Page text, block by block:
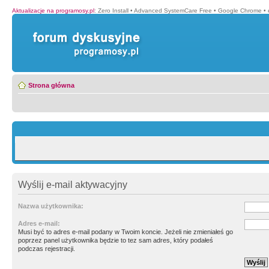
Aktualizacje na programosy.pl: Zero Install • Advanced SystemCare Free • Google Chrome •
Strona główna
Wyślij e-mail aktywacyjny
Nazwa użytkownika:
Adres e-mail:
Musi być to adres e-mail podany w Twoim koncie. Jeżeli nie zmieniałeś go
poprzez panel użytkownika będzie to tez sam adres, który podałeś
podczas rejestracji.